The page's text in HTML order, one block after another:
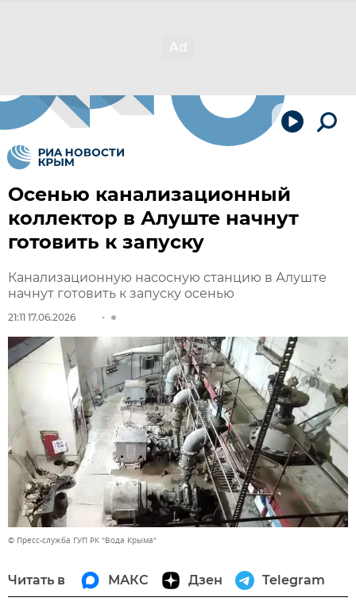
Осенью канализационный
коллектор в Алуште начнут
готовить к запуску
Канализационную насосную станцию в Алуште
начнут готовить к запуску осенью
21:11 17.06.2026
© Пресс-служба ГУП РК "Вода Крыма"
Читать в МАКС Дзен Telegram